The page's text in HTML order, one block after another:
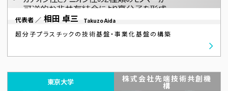
代表者 ／ 相田 卓三 Takuzo Aida
超分子プラスチックの技術基盤・事業化基盤の構築
東京大学 株式会社先端技術共創機
構